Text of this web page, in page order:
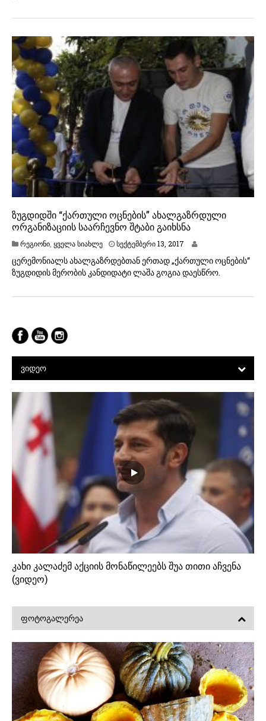
ზუგდიდში “ქართული ოცნების” ახალგაზრდული
ორგანიზაციის საარჩევნო შტაბი გაიხსნა
რეგიონი ყველა სიახლე სექტემბერი 13, 2017
ცერემონიალს ახალგაზრდებთან ერთად „ქართული ოცნების“
ზუგდიდის მერობის კანდიდატი ლაშა გოგია დაესწრო.
ᲕᲘᲓᲔᲝ
კახი კალაძემ აქციის მონაწილეებს შუა თითი აჩვენა
(ვიდეო)
ᲤᲝᲢᲝᲒᲐᲚᲔᲠᲔᲐ